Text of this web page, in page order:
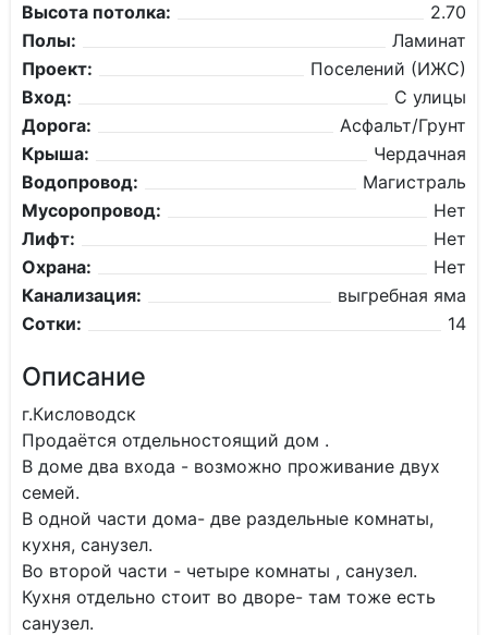
Высота потолка:
2.70
Полы:
Ламинат
Проект:
Поселений (ИЖС)
Вход:
С улицы
Дорога:
Асфальт/Грунт
Крыша:
Чердачная
Водопровод:
Магистраль
Мусоропровод:
Нет
Лифт:
Нет
Охрана:
Нет
Канализация:
выгребная яма
Сотки:
14
Описание
г.Кисловодск
Продаётся отдельностоящий дом .
В доме два входа - возможно проживание двух
семей.
В одной части дома- две раздельные комнаты,
кухня, санузел.
Во второй части - четыре комнаты , санузел.
Кухня отдельно стоит во дворе- там тоже есть
санузел.